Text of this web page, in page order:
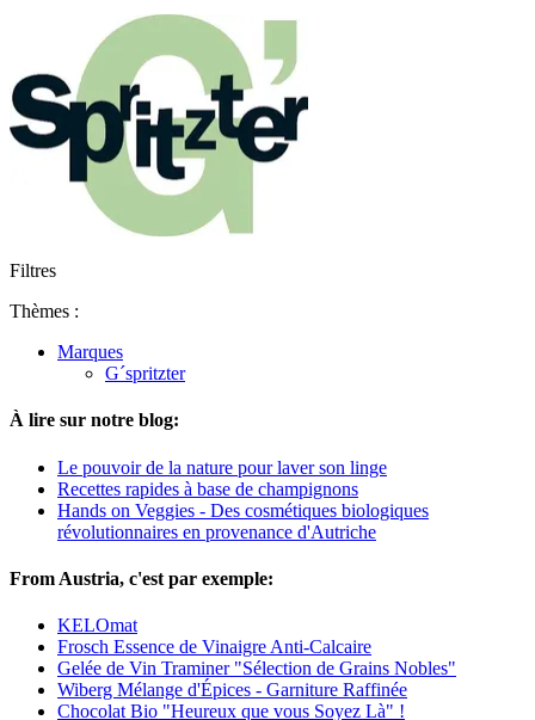
Filtres
Thèmes :
Marques
G´spritzter
À lire sur notre blog:
Le pouvoir de la nature pour laver son linge
Recettes rapides à base de champignons
Hands on Veggies - Des cosmétiques biologiques
révolutionnaires en provenance d'Autriche
From Austria, c'est par exemple:
KELOmat
Frosch Essence de Vinaigre Anti-Calcaire
Gelée de Vin Traminer "Sélection de Grains Nobles"
Wiberg Mélange d'Épices - Garniture Raffinée
Chocolat Bio "Heureux que vous Soyez Là" !